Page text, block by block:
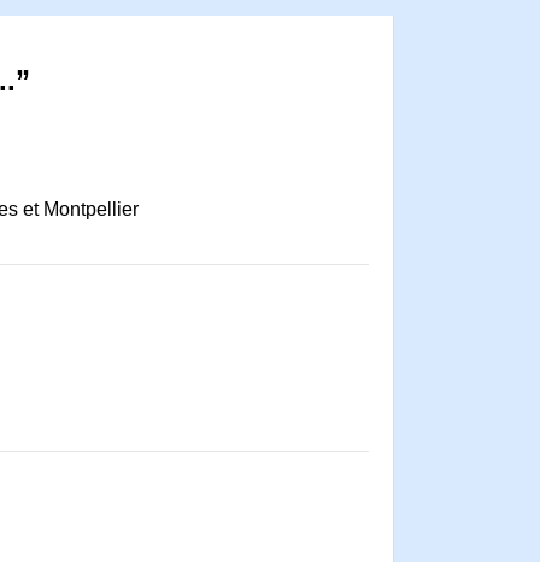
et Montpellier